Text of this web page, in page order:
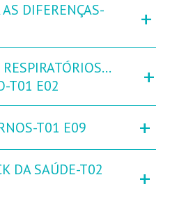
AS DIFERENÇAS-
+
T01 E02
+
T01 E09 +
DA SAÚDE-T02
+